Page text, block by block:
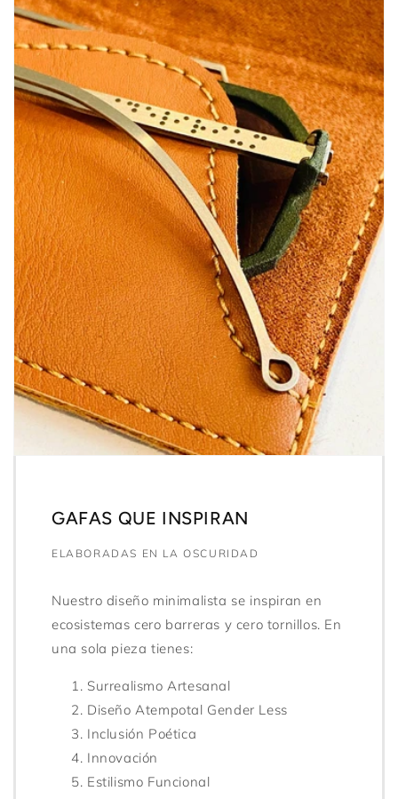
GAFAS QUE INSPIRAN
ELABORADAS EN LA OSCURIDAD
Nuestro diseño minimalista se inspiran en
ecosistemas cero barreras y cero tornillos. En
una sola pieza tienes:
Surrealismo Artesanal
Diseño Atempotal Gender Less
Inclusión Poética
Innovación
Estilismo Funcional